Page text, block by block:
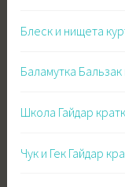
Блеск и нищета
Баламутка
Школа Гайдар
Чук и Гек Гайдар